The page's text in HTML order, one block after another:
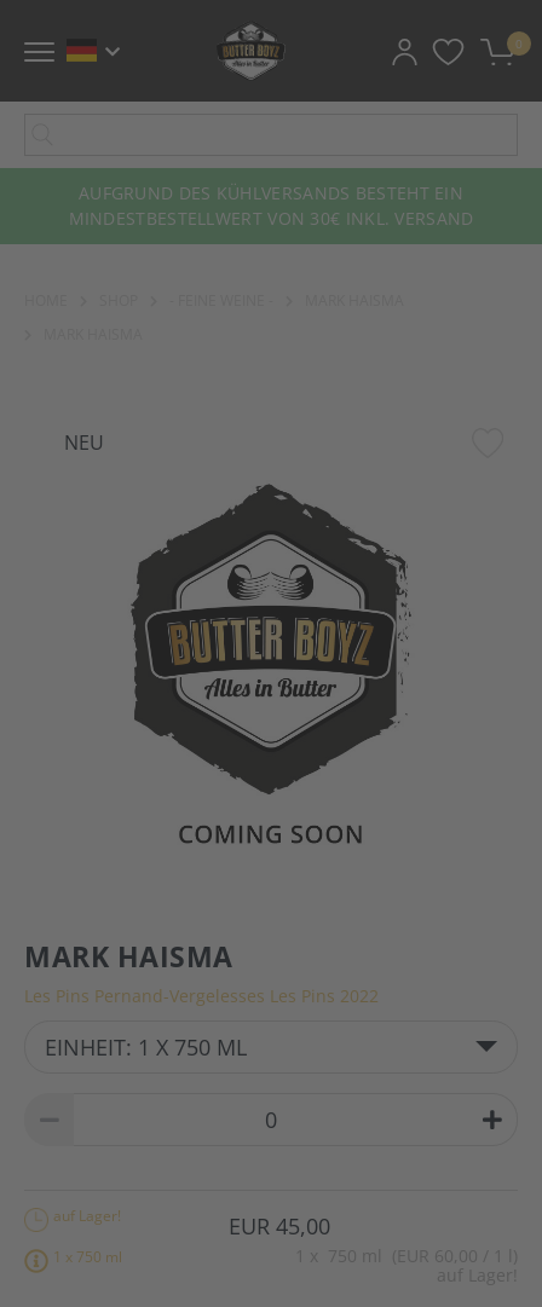
0
AUFGRUND DES KÜHLVERSANDS BESTEHT EIN
MINDESTBESTELLWERT VON 30€ INKL. VERSAND
NEU
MARK HAISMA
Les Pins Pernand-Vergelesses Les Pins 2022
EINHEIT: 1 X 750 ML
auf Lager!
1 x 750 ml
EUR 45,00
x
750 ml (EUR 60,00 / 1 l)
auf Lager!